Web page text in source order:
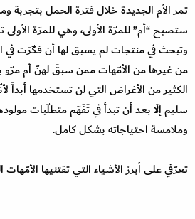
تمر الأم الجديدة خلال فترة الحمل بتجربة
ستصبح “أم” للمرّة الأولى، وهي للمرّة
وتبحث في منتجات لم يسبق لها أن فكّرَت في
من غيرها من الأمّهات ممن سَبَقَ لهنّ أم مرّو
الكثير من الأغراض التي لن تستخدمها أبداً
سليم إلّا بعد أن تبدأ في تَفَهّم متطلّبات
وملامسة احتياجاته بشكل كامل.
تعرّفي على أبرز الأشياء التي تقتنيها